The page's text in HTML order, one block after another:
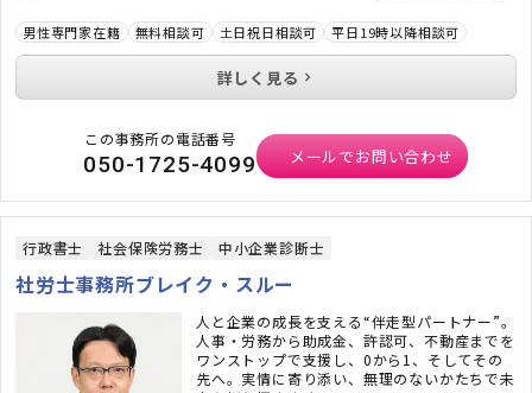
男性専門家在籍 無料相談可 土日祝日相談可 平日19時以降相談可
詳しく見る
この事務所の電話番号
050-1725-4099 メールでお問い合わせ
行政書士 社会保険労務士 中小企業診断士
社労士事務所ブレイク・スルー
人と企業の成長を支える“伴走型パートナー”。
人事・労務から助成金、許認可、不動産までを
ワンストップで支援し、0から1、そしてその
先へ。実情に寄り添い、無理のないかたちで未